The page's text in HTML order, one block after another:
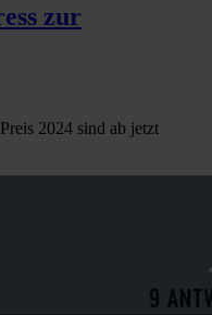
zur
2024 sind ab jetzt